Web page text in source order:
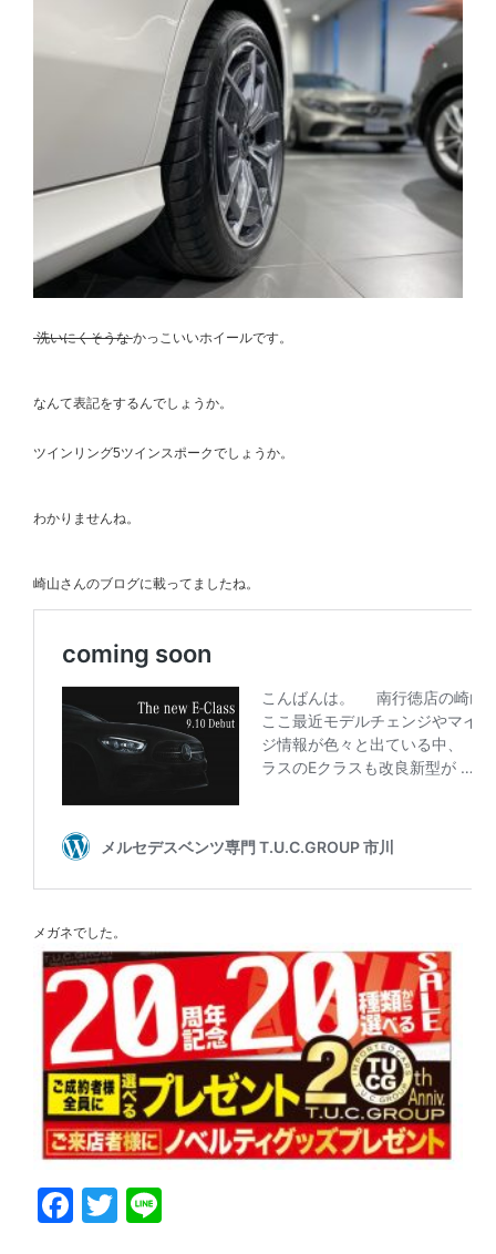
洗いにくそうなかっこいいホイールです。
なんて表記をするんでしょうか。
ツインリング5ツインスポークでしょうか。
わかりませんね。
崎山さんのブログに載ってましたね。
メガネでした。
Facebook
Twitter